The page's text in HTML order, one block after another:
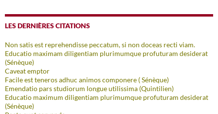
LES DERNIÈRES CITATIONS
Non satis est reprehendisse peccatum, si non doceas recti viam.
Educatio maximam diligentiam plurimumque profuturam desiderat
(Sénèque)
Caveat emptor
Facile est teneros adhuc animos componere ( Sénèque)
Emendatio pars studiorum longue utilissima (Quintilien)
Educatio maximum diligentiam plurimumque profuturam desiderat
(Sénèque)